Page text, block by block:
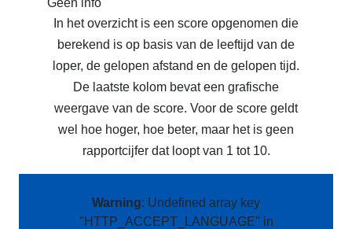
Geen info
In het overzicht is een score opgenomen die
berekend is op basis van de leeftijd van de
loper, de gelopen afstand en de gelopen tijd.
De laatste kolom bevat een grafische
weergave van de score. Voor de score geldt
wel hoe hoger, hoe beter, maar het is geen
rapportcijfer dat loopt van 1 tot 10.
Warning: Undefined array key
"HTTP_ACCEPT_LANGUAGE" in